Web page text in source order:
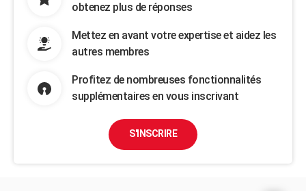
obtenez plus de réponses
Mettez en avant votre expertise et aidez les
autres membres
Profitez de nombreuses fonctionnalités
supplémentaires en vous inscrivant
S'INSCRIRE